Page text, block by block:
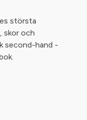
största
skor och
second-hand -